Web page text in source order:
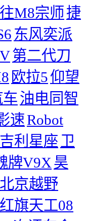
M8宗师 捷
东风奕派
第二代刀
欧拉5仰望
油电同智
速Robot
吉利星座 卫
牌V9X昊
北京越野
红旗天工08